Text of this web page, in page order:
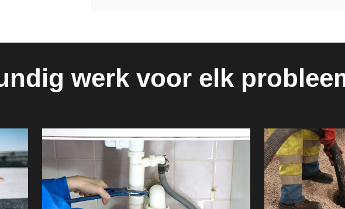
werk voor elk